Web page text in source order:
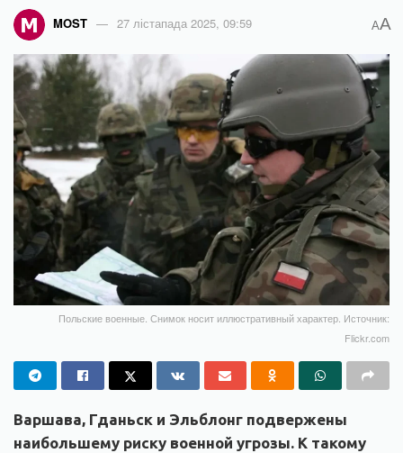
MOST 27 лістапада 2025, 09:59 AA
Польские военные. Снимок носит иллюстративный характер. Источник:
Flickr.com
Варшава, Гданьск и Эльблонг подвержены
наибольшему риску военной угрозы. К такому